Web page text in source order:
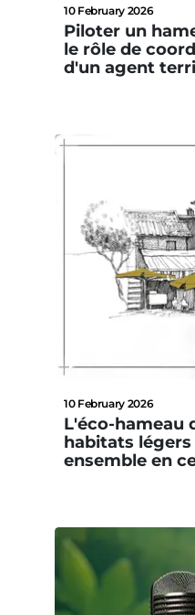
10 February 2026
Piloter un
le rôle de
d'un agent
10 February 2026
L'éco-hameau
habitats
ensemble en